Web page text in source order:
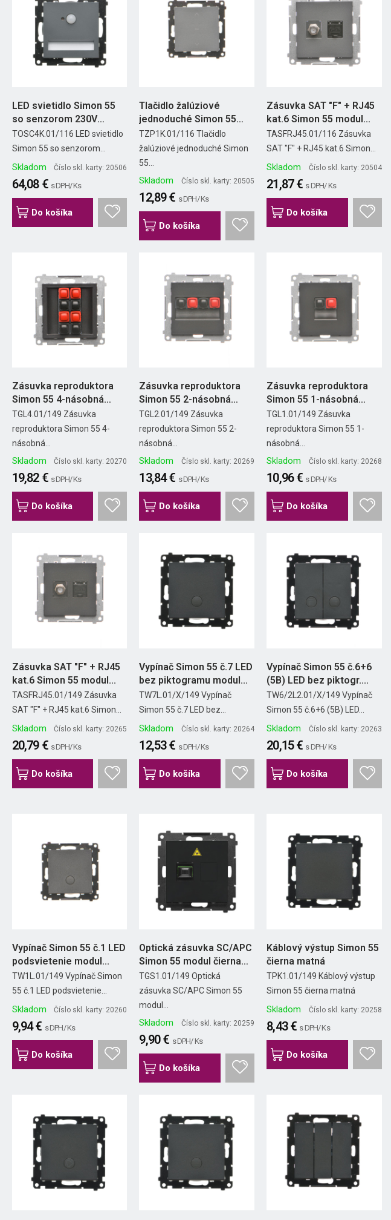
LED svietidlo Simon 55
so senzorom 230V
4200K...
TOSC4K.01/116 LED svietidlo
Simon 55 so senzorom...
Skladom Číslo skl. karty: 20506
64,08 € s DPH/ Ks
Do košíka
Tlačidlo žalúziové
jednoduché Simon 55
modul...
TZP1K.01/116 Tlačidlo
žalúziové jednoduché Simon
55...
Skladom Číslo skl. karty: 20505
12,89 € s DPH/ Ks
Do košíka
Zásuvka SAT "F" + RJ45
kat.6 Simon 55 modul...
TASFRJ45.01/116 Zásuvka
SAT "F" + RJ45 kat.6 Simon...
Skladom Číslo skl. karty: 20504
21,87 € s DPH/ Ks
Do košíka
Zásuvka reproduktora
Simon 55 4-násobná
čierna...
TGL4.01/149 Zásuvka
reproduktora Simon 55 4-
násobná...
Skladom Číslo skl. karty: 20270
19,82 € s DPH/ Ks
Do košíka
Zásuvka reproduktora
Simon 55 2-násobná
čierna...
TGL2.01/149 Zásuvka
reproduktora Simon 55 2-
násobná...
Skladom Číslo skl. karty: 20269
13,84 € s DPH/ Ks
Do košíka
Zásuvka reproduktora
Simon 55 1-násobná
čierna...
TGL1.01/149 Zásuvka
reproduktora Simon 55 1-
násobná...
Skladom Číslo skl. karty: 20268
10,96 € s DPH/ Ks
Do košíka
Zásuvka SAT "F" + RJ45
kat.6 Simon 55 modul...
TASFRJ45.01/149 Zásuvka
SAT "F" + RJ45 kat.6 Simon...
Skladom Číslo skl. karty: 20265
20,79 € s DPH/ Ks
Do košíka
Vypínač Simon 55 č.7 LED
bez piktogramu modul...
TW7L.01/X/149 Vypínač
Simon 55 č.7 LED bez...
Skladom Číslo skl. karty: 20264
12,53 € s DPH/ Ks
Do košíka
Vypínač Simon 55 č.6+6
(5B) LED bez piktogr....
TW6/2L2.01/X/149 Vypínač
Simon 55 č.6+6 (5B) LED...
Skladom Číslo skl. karty: 20263
20,15 € s DPH/ Ks
Do košíka
Vypínač Simon 55 č.1 LED
podsvietenie modul...
TW1L.01/149 Vypínač Simon
55 č.1 LED podsvietenie...
Skladom Číslo skl. karty: 20260
9,94 € s DPH/ Ks
Do košíka
Optická zásuvka SC/APC
Simon 55 modul čierna
matná
TGS1.01/149 Optická
zásuvka SC/APC Simon 55
modul...
Skladom Číslo skl. karty: 20259
9,90 € s DPH/ Ks
Do košíka
Káblový výstup Simon 55
čierna matná
TPK1.01/149 Káblový výstup
Simon 55 čierna matná
Skladom Číslo skl. karty: 20258
8,43 € s DPH/ Ks
Do košíka